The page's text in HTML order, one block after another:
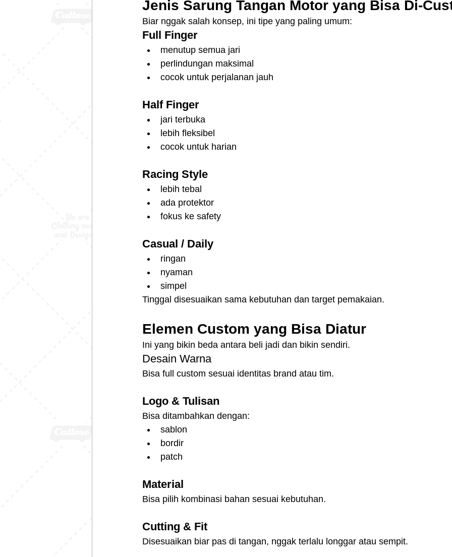
Jenis Sarung Tangan Motor yang Bisa Di-
Biar nggak salah konsep, ini tipe yang paling umum:
Full Finger
menutup semua jari
perlindungan maksimal
cocok untuk perjalanan jauh
Half Finger
jari terbuka
lebih fleksibel
cocok untuk harian
Racing Style
lebih tebal
ada protektor
fokus ke safety
Casual / Daily
ringan
nyaman
simpel
Tinggal disesuaikan sama kebutuhan dan target pemakaian.
Elemen Custom yang Bisa Diatur
Ini yang bikin beda antara beli jadi dan bikin sendiri.
Desain Warna
Bisa full custom sesuai identitas brand atau tim.
Logo & Tulisan
Bisa ditambahkan dengan:
sablon
bordir
patch
Material
Bisa pilih kombinasi bahan sesuai kebutuhan.
Cutting & Fit
Disesuaikan biar pas di tangan, nggak terlalu longgar atau sempit.